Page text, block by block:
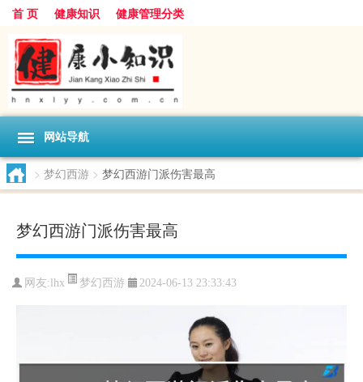
首 页 健康知识 健康管理分类
网站导航
> 梦幻西游 > 梦幻西游门派伤害最高
梦幻西游门派伤害最高
网友: lhx 梦幻西游 2024-06-13 23:33:43